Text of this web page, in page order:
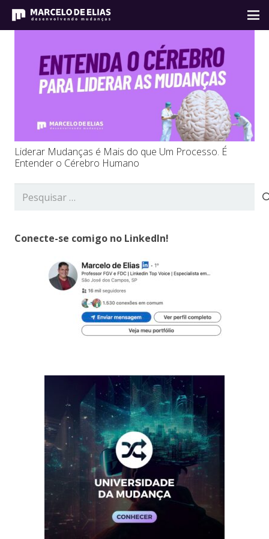
Liderar Mudanças é Mais do que Um Processo. É
Entender o Cérebro Humano
Pesquisar
Conecte-se comigo no LinkedIn!